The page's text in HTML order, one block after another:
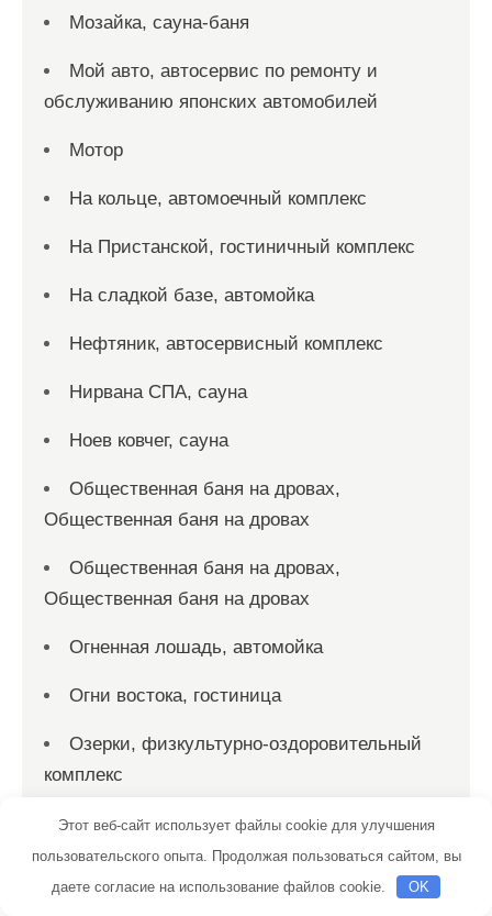
Мозайка, сауна-баня
Мой авто, автосервис по ремонту и
обслуживанию японских автомобилей
Мотор
На кольце, автомоечный комплекс
На Пристанской, гостиничный комплекс
На сладкой базе, автомойка
Нефтяник, автосервисный комплекс
Нирвана СПА, сауна
Ноев ковчег, сауна
Общественная баня на дровах,
Общественная баня на дровах
Общественная баня на дровах,
Общественная баня на дровах
Огненная лошадь, автомойка
Огни востока, гостиница
Озерки, физкультурно-оздоровительный
комплекс
Олимп
Олимп, автомоечный комплекс
Этот веб-сайт использует файлы cookie для улучшения
пользовательского опыта. Продолжая пользоваться сайтом, вы
даете согласие на использование файлов cookie.
OK